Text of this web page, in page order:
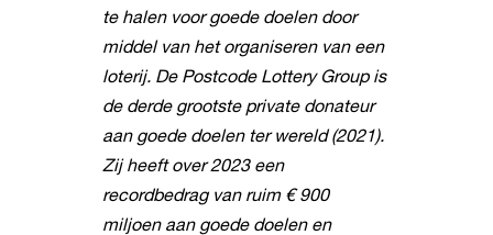
te halen voor goede doelen door
middel van het organiseren van een
loterij. De Postcode Lottery Group is
de derde grootste private donateur
aan goede doelen ter wereld (2021).
Zij heeft over 2023 een
recordbedrag van ruim € 900
miljoen aan goede doelen en